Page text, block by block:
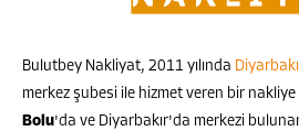
Bulutbey Nakliyat, 2011 yılında
merkez şubesi ile hizmet veren bir
Bolu'da ve Diyarbakır'da merkezi